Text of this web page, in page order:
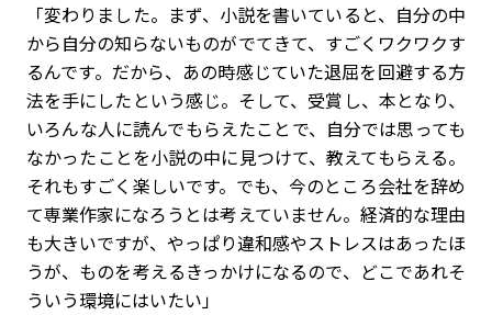
「変わりました。まず、小説を書いていると、自分の中
から自分の知らないものがでてきて、すごくワクワクす
るんです。だから、あの時感じていた退屈を回避する方
法を手にしたという感じ。そして、受賞し、本となり、
いろんな人に読んでもらえたことで、自分では思っても
なかったことを小説の中に見つけて、教えてもらえる。
それもすごく楽しいです。でも、今のところ会社を辞め
て専業作家になろうとは考えていません。経済的な理由
も大きいですが、やっぱり違和感やストレスはあったほ
うが、ものを考えるきっかけになるので、どこであれそ
ういう環境にはいたい」